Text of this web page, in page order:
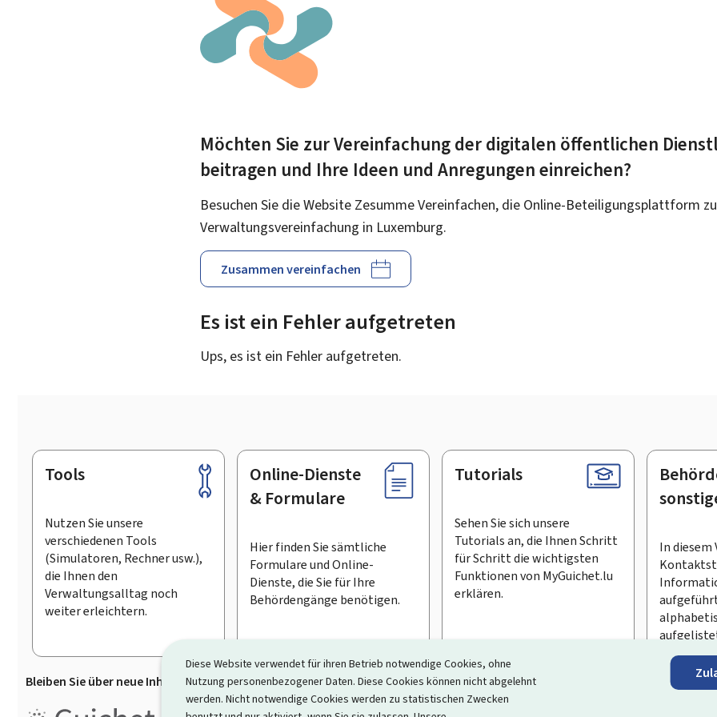
Diese Website verwendet für ihren Betrieb notwendige Cookies, ohne
Nutzung personenbezogener Daten. Diese Cookies können nicht abgelehnt
werden. Nicht notwendige Cookies werden zu statistischen Zwecken
Möchten Sie zur Vereinfachung der digitalen öffentlichen
beitragen und Ihre Ideen und Anregungen einreichen?
Besuchen Sie die Website Zesumme Vereinfachen, die Online-Beteiligungsplattform
Verwaltungsvereinfachung in Luxemburg.
Zusammen vereinfachen
Es ist ein Fehler aufgetreten
Ups, es ist ein Fehler aufgetreten.
Footer
Tools
Nutzen Sie unsere
verschiedenen Tools
(Simulatoren, Rechner usw.),
die Ihnen den
Verwaltungsalltag noch
weiter erleichtern.
Online-Dienste
& Formulare
Hier finden Sie sämtliche
Formulare und Online-
Dienste, die Sie für Ihre
Behördengänge benötigen.
Tutorials
Sehen Sie sich unsere
Tutorials an, die Ihnen Schritt
für Schritt die wichtigsten
Funktionen von MyGuichet.lu
erklären.
In diesem
Bleiben Sie über neue Inhalte auf Guichet.lu informiert Den Newsletter abonnieren
Guichet.lu ist ein Informationsportal, das Ihre Interaktion mit dem Staat vereinfacht